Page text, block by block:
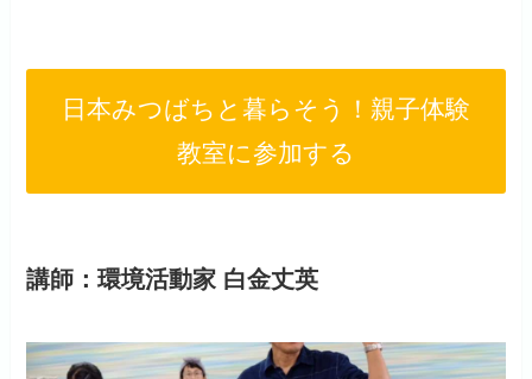
日本みつばちと暮らそう！親子体験
教室に参加する
講師：環境活動家 白金丈英